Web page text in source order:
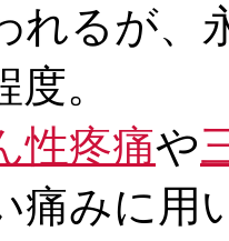
れるが、
度。
性疼痛や
痛みに用